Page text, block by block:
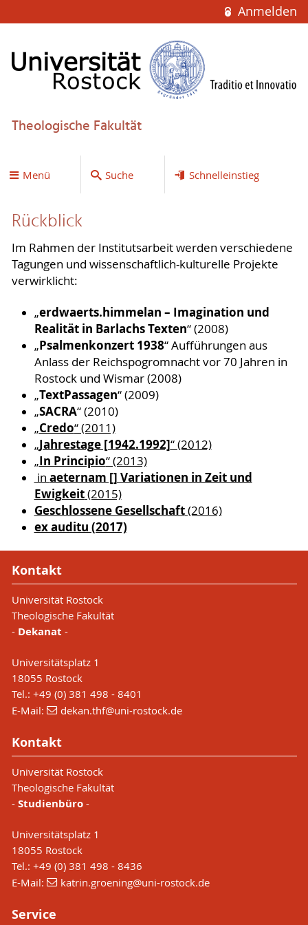
Anmelden
Theologische Fakultät
Menü Suche Schnelleinstieg
Rückblick
Im Rahmen der Institutsarbeit werden verschiedene
Tagungen und wissenschaftlich-kulturelle Projekte
verwirklicht:
„erdwaerts.himmelan – Imagination und
Realität in Barlachs Texten“ (2008)
„Psalmenkonzert 1938“ Aufführungen aus
Anlass der Reichspogromnacht vor 70 Jahren in
Rostock und Wismar (2008)
„TextPassagen“ (2009)
„SACRA“ (2010)
„Credo“ (2011)
„Jahrestage [1942.1992]“ (2012)
„In Principio“ (2013)
in aeternam [] Variationen in Zeit und
Ewigkeit(2015)
Geschlossene Gesellschaft(2016)
ex auditu (2017)
Kontakt
Universität Rostock
Theologische Fakultät
- Dekanat -
Universitätsplatz 1
18055 Rostock
Tel.: +49 (0) 381 498 - 8401
E-Mail:
dekan.thf@uni-rostock.de
Kontakt
Universität Rostock
Theologische Fakultät
- Studienbüro -
Universitätsplatz 1
18055 Rostock
Tel.: +49 (0) 381 498 - 8436
E-Mail:
katrin.groening@uni-rostock.de
Service